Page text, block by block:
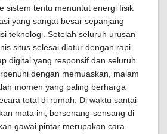
sistem tentu menuntut energi fisik
yang sangat besar sepanjang
teknologi. Setelah seluruh urusan
situs selesai diatur dengan rapi
digital yang responsif dan seluruh
dengan memuaskan, malam
momen yang paling berharga
total di rumah. Di waktu santai
mata ini, bersenang-sensang di
gawai pintar merupakan cara